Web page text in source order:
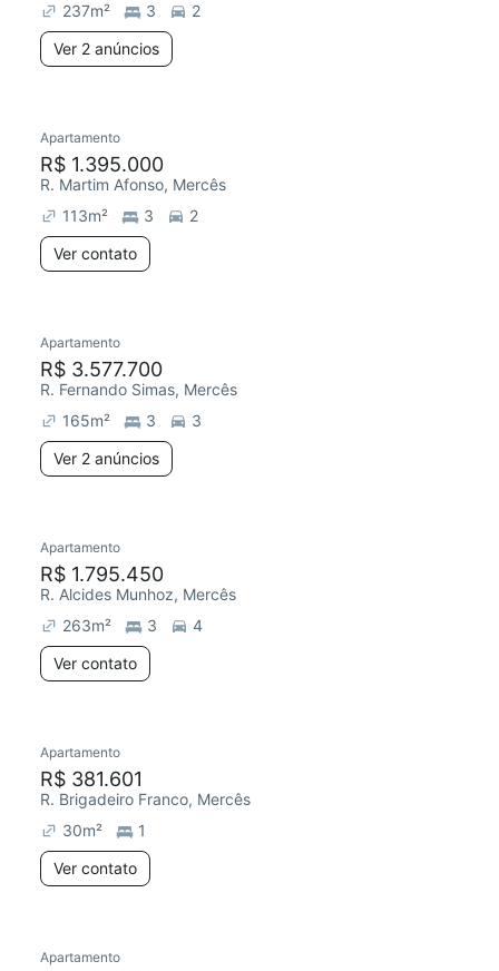
237m² 3
2
Ver 2 anúncios
Redecorar
Apartamento
R$ 1.395.000
R. Martim Afonso, Mercês
113m² 3
2
Ver contato
Redecorar
Apartamento
R$ 3.577.700
R. Fernando Simas, Mercês
165m² 3
3
Ver 2 anúncios
Apartamento
R$ 1.795.450
R. Alcides Munhoz, Mercês
263m² 3
4
Ver contato
Apartamento
R$ 381.601
R. Brigadeiro Franco, Mercês
30m²
1
Ver contato
Apartamento